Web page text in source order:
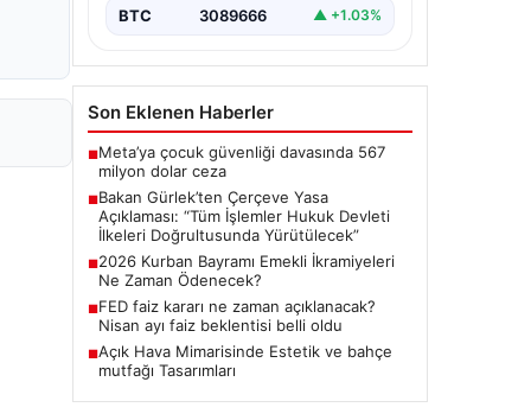
Meclis'te kabul…
BTC 3089666 ▲ +1.03%
Son Eklenen Haberler
■Meta’ya çocuk güvenliği davasında 567
milyon dolar ceza
■Bakan Gürlek’ten Çerçeve Yasa
Açıklaması: “Tüm İşlemler Hukuk Devleti
İlkeleri Doğrultusunda Yürütülecek”
■2026 Kurban Bayramı Emekli İkramiyeleri
Ne Zaman Ödenecek?
■FED faiz kararı ne zaman açıklanacak?
Nisan ayı faiz beklentisi belli oldu
■Açık Hava Mimarisinde Estetik ve bahçe
mutfağı Tasarımları